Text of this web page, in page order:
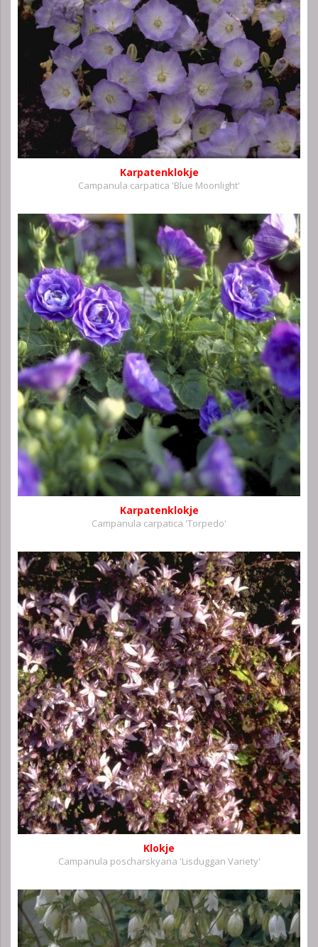
Karpatenklokje
Campanula carpatica 'Blue Moonlight'
Karpatenklokje
Campanula carpatica 'Torpedo'
Klokje
Campanula poscharskyana 'Lisduggan Variety'